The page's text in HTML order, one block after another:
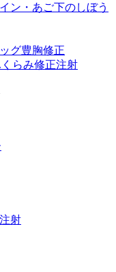
ン・あご下のしぼう
グ豊胸修正
らみ修正注射
射